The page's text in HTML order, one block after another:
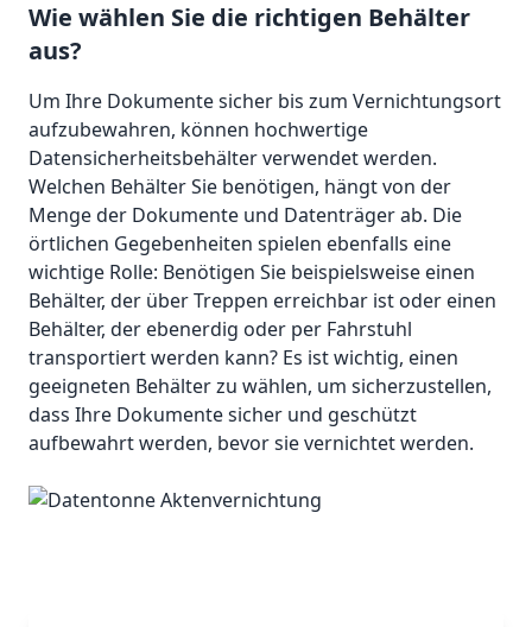
Wie wählen Sie die richtigen Behälter
aus?
Um Ihre Dokumente sicher bis zum Vernichtungsort
aufzubewahren, können hochwertige
Datensicherheitsbehälter verwendet werden.
Welchen Behälter Sie benötigen, hängt von der
Menge der Dokumente und Datenträger ab. Die
örtlichen Gegebenheiten spielen ebenfalls eine
wichtige Rolle: Benötigen Sie beispielsweise einen
Behälter, der über Treppen erreichbar ist oder einen
Behälter, der ebenerdig oder per Fahrstuhl
transportiert werden kann? Es ist wichtig, einen
geeigneten Behälter zu wählen, um sicherzustellen,
dass Ihre Dokumente sicher und geschützt
aufbewahrt werden, bevor sie vernichtet werden.